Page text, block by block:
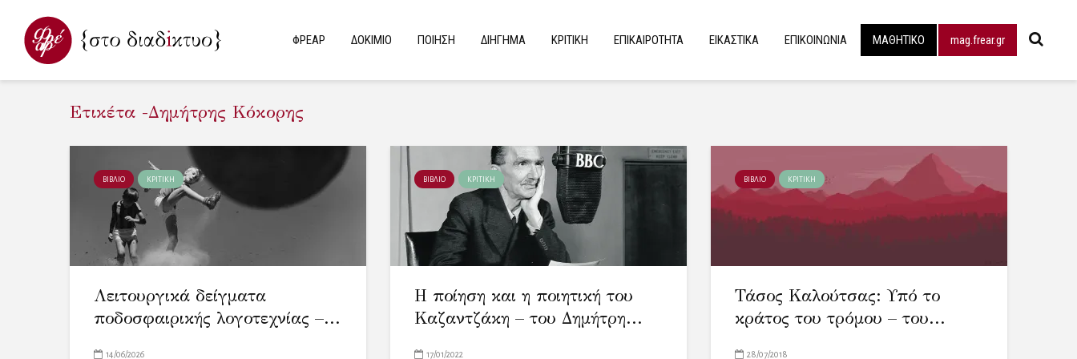
ΦΡΕΑΡ ΔΟΚΙΜΙΟ ΠΟΙΗΣΗ ΔΙΗΓΗΜΑ ΚΡΙΤΙΚΗ ΕΠΙΚΑΙΡΟΤΗΤΑ ΕΙΚΑΣΤΙΚΑ ΕΠΙΚΟΙΝΩΝΙΑ ΜΑΘΗΤΙΚΟ mag.frear.gr
Ετικέτα -Δημήτρης Κόκορης
ΒΙΒΛΙΟ ΚΡΙΤΙΚΗ
Λειτουργικά δείγματα
ποδοσφαιρικής λογοτεχνίας –...
14/06/2026
ΒΙΒΛΙΟ ΚΡΙΤΙΚΗ
Η ποίηση και η ποιητική του
Καζαντζάκη – του Δημήτρη...
17/01/2022
ΒΙΒΛΙΟ ΚΡΙΤΙΚΗ
Τάσος Καλούτσας: Υπό το
κράτος του τρόμου – του...
28/07/2018